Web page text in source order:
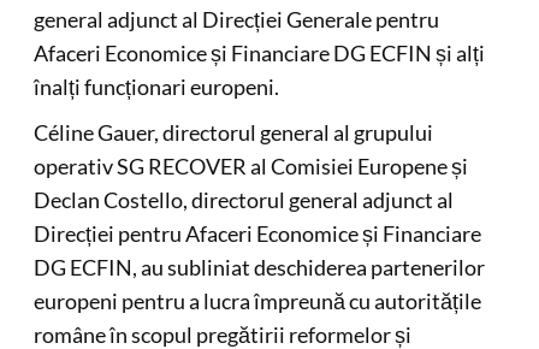
general adjunct al Direcției Generale pentru
Afaceri Economice și Financiare DG ECFIN și alți
înalți funcționari europeni.
Céline Gauer, directorul general al grupului
operativ SG RECOVER al Comisiei Europene și
Declan Costello, directorul general adjunct al
Direcției pentru Afaceri Economice și Financiare
DG ECFIN, au subliniat deschiderea partenerilor
europeni pentru a lucra împreună cu autoritățile
române în scopul pregătirii reformelor și